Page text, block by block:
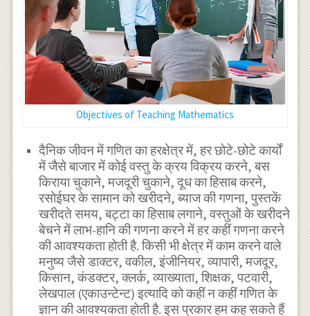
Objectives of Teaching Mathematics
दैनिक जीवन में गणित का हरक्षेत्र में, हर छोटे-छोटे कार्यों
में जैसे बाजार में कोई वस्तु के क्रय विक्रय करने, बस
किराया चुकाने, मजदूरी चुकाने, दूध का हिसाब करने,
रसोईघर के सामान को खरीदने, ब्याज की गणना, पुस्तकें
खरीदते समय, बट्टा का हिसाब लगाने, वस्तुओं के खरीदने
बेचने में लाभ-हानि की गणना करने में हर कहीं गणना करने
की आवश्यकता होती है. किसी भी क्षेत्र में काम करने वाले
मनुष्य जैसे डाक्टर, वकील, इंजीनियर, व्यापारी, मजदूर,
किसान, कंडक्टर, क्लर्क, व्याख्याता, शिक्षक, पटवारी,
लेखपाल (एकाउन्टेन्ट) इत्यादि को कहीं न कहीं गणित के
ज्ञान की आवश्यकता होती है. इस प्रकार हम कह सकते हैं